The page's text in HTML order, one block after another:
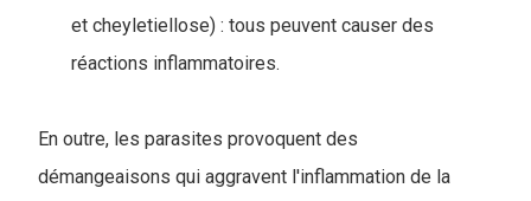
et cheyletiellose) : tous peuvent causer des
réactions inflammatoires.
En outre, les parasites provoquent des
démangeaisons qui aggravent l'inflammation de la